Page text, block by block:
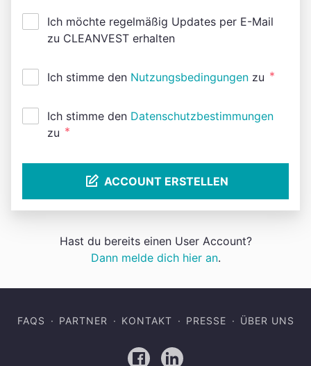
Ich möchte regelmäßig Updates per E-Mail
zu CLEANVEST erhalten
Ich stimme den Nutzungsbedingungen zu *
Ich stimme den Datenschutzbestimmungen
zu *
ACCOUNT ERSTELLEN
Hast du bereits einen User Account?
Dann melde dich hier an.
FAQS PARTNER KONTAKT PRESSE ÜBER UNS